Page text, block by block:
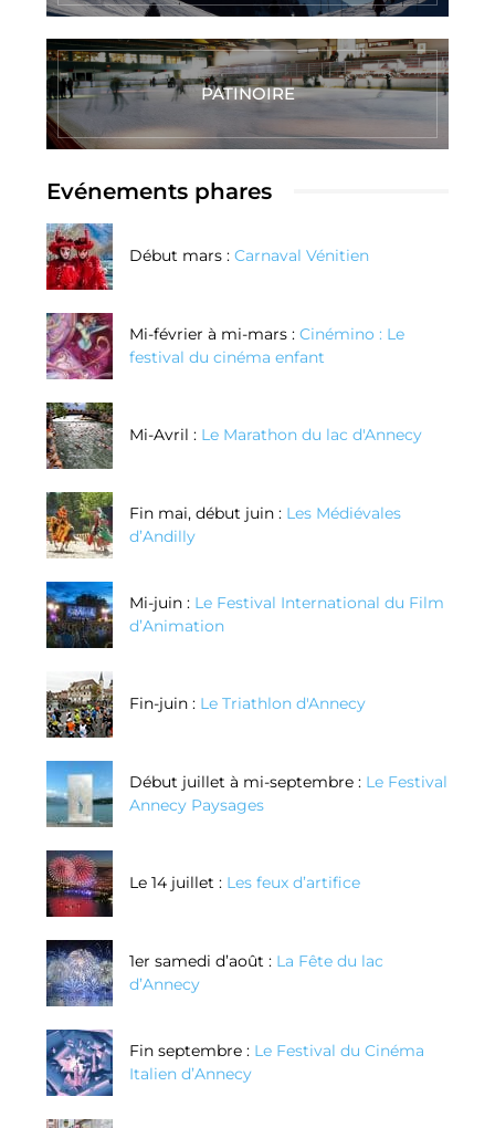
PATINOIRE
Evénements phares
Début mars : Carnaval Vénitien
Mi-février à mi-mars : Cinémino : Le
festival du cinéma enfant
Mi-Avril : Le Marathon du lac d'Annecy
Fin mai, début juin : Les Médiévales
d’Andilly
Mi-juin : Le Festival International du Film
d’Animation
Fin-juin : Le Triathlon d'Annecy
Début juillet à mi-septembre : Le Festival
Annecy Paysages
Le 14 juillet : Les feux d’artifice
1er samedi d’août : La Fête du lac
d’Annecy
Fin septembre : Le Festival du Cinéma
Italien d’Annecy